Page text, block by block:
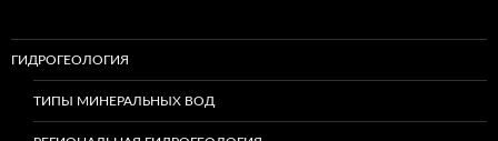
ГИДРОГЕОЛОГИЯ
ТИПЫ МИНЕРАЛЬНЫХ ВОД